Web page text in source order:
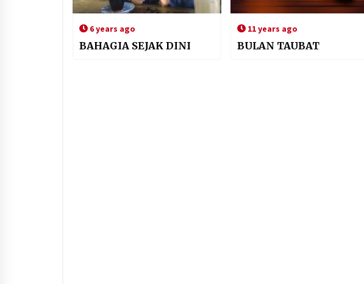
6 years ago
BAHAGIA SEJAK DINI
11 years ago
BULAN TAUBAT